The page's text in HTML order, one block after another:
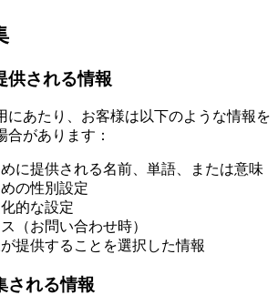
供される情報
にあたり、お客様は以下のような情報を
合があります：
に提供される名前、単語、または意味
の性別設定
的な設定
（お問い合わせ時）
提供することを選択した情報
される情報